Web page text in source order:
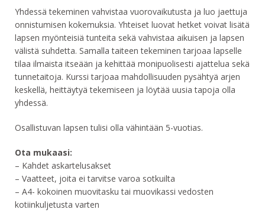
Yhdessä tekeminen vahvistaa vuorovaikutusta ja luo jaettuja
onnistumisen kokemuksia. Yhteiset luovat hetket voivat lisätä
lapsen myönteisiä tunteita sekä vahvistaa aikuisen ja lapsen
välistä suhdetta. Samalla taiteen tekeminen tarjoaa lapselle
tilaa ilmaista itseään ja kehittää monipuolisesti ajattelua sekä
tunnetaitoja. Kurssi tarjoaa mahdollisuuden pysähtyä arjen
keskellä, heittäytyä tekemiseen ja löytää uusia tapoja olla
yhdessä.
Osallistuvan lapsen tulisi olla vähintään 5-vuotias.
Ota mukaasi:
– Kahdet askartelusakset
– Vaatteet, joita ei tarvitse varoa sotkuilta
– ‎A4- kokoinen muovitasku tai muovikassi vedosten
kotiinkuljetusta varten